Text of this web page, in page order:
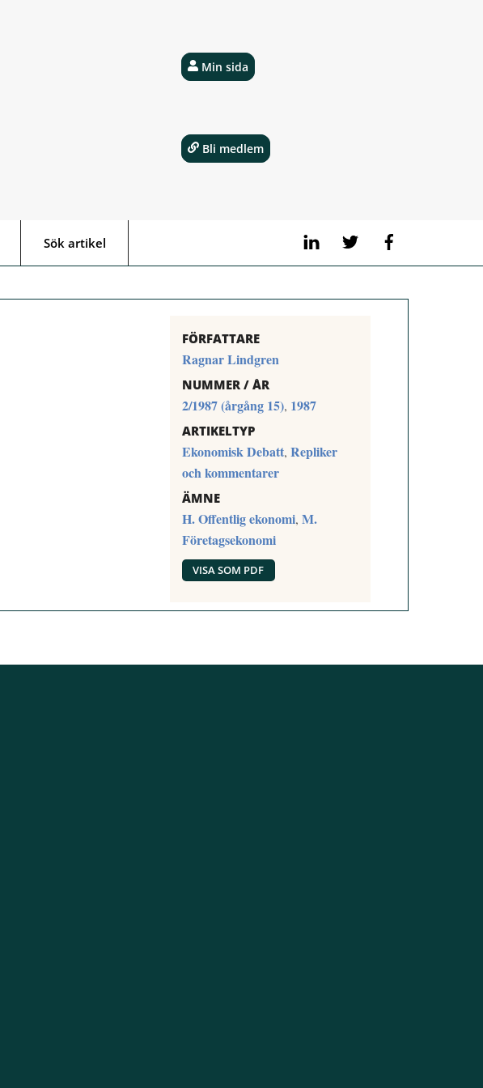
LinkedIn Twitter
Sök artikel
Min sida
Bli medlem
FÖRFATTARE
Ragnar Lindgren
NUMMER / ÅR
2/1987 (årgång 15), 1987
ARTIKELTYP
Ekonomisk Debatt, Repliker
och kommentarer
ÄMNE
H. Offentlig ekonomi, M.
Företagsekonomi
VISA SOM PDF